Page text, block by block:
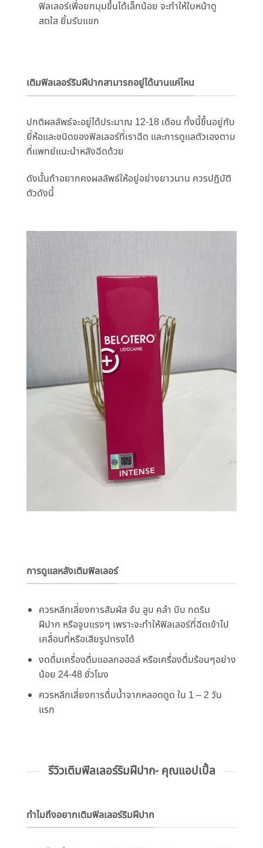
ฟิลเลอร์เพื่อยกมุมขึ้นได้เล็กน้อย จะทำให้ใบหน้าดู
สดใส ยิ้มรับแขก
เติมฟิลเลอร์ริมฝีปากสามารถอยู่ได้นานแค่ไหน
ปกติผลลัพธ์จะอยู่ได้ประมาณ 12-18 เดือน ทั้งนี้ขึ้นอยู่กับ
ยี่ห้อและชนิดของฟิลเลอร์ที่เราฉีด และการดูแลตัวเองตาม
ที่แพทย์แนะนำหลังฉีดด้วย
ดังนั้นถ้าอยากคงผลลัพธ์ให้อยู่อย่างยาวนาน ควรปฏิบัติ
ตัวดังนี้
การดูแลหลังเติมฟิลเลอร์
ควรหลีกเลี่ยงการสัมผัส จับ ลูบ คลำ บีบ กดริม
ฝีปาก หรือจูบแรงๆ เพราะจะทำให้ฟิลเลอร์ที่ฉีดเข้าไป
เคลื่อนที่หรือเสียรูปทรงได้
งดดื่มเครื่องดื่มแอลกอฮอล์ หรือเครื่องดื่มร้อนๆอย่าง
น้อย 24-48 ชั่วโมง
ควรหลีกเลี่ยงการดื่มน้ำจากหลอดดูด ใน 1 – 2 วัน
แรก
รีวิวเติมฟิลเลอร์ริมฝีปาก- คุณแอปเปิ้ล
ทำไมถึงอยากเติมฟิลเลอร์ริมฝีปาก